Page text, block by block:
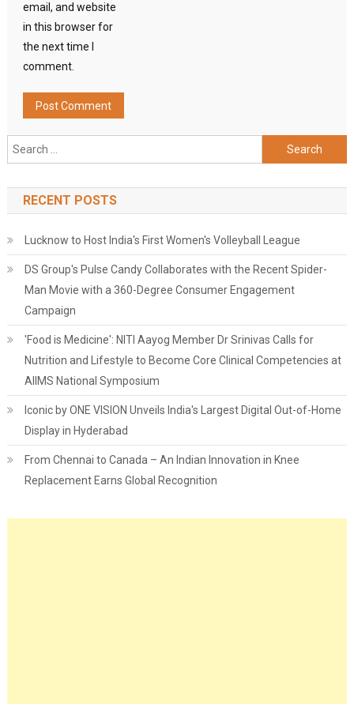
email, and website
in this browser for
the next time I
comment.
Search
for:
RECENT POSTS
Lucknow to Host India's First Women's Volleyball League
DS Group's Pulse Candy Collaborates with the Recent Spider-
Man Movie with a 360-Degree Consumer Engagement
Campaign
'Food is Medicine': NITI Aayog Member Dr Srinivas Calls for
Nutrition and Lifestyle to Become Core Clinical Competencies at
AIIMS National Symposium
Iconic by ONE VISION Unveils India's Largest Digital Out-of-Home
Display in Hyderabad
From Chennai to Canada – An Indian Innovation in Knee
Replacement Earns Global Recognition